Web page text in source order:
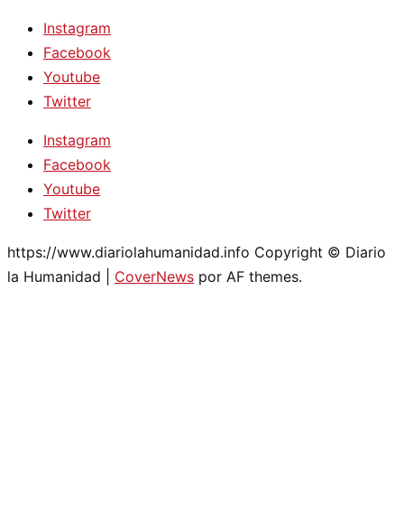
Instagram
Facebook
Youtube
Twitter
Instagram
Facebook
Youtube
Twitter
https://www.diariolahumanidad.info Copyright © Diario
la Humanidad
CoverNews por AF themes.